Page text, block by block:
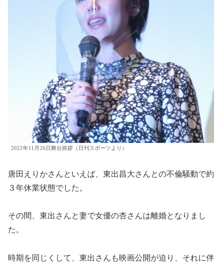
2022年11月26日舞台挨拶（日刊スポーツより）
唐田えりかさんといえば、東出昌大さんとの不倫騒動で約
３年休業状態でした。
その間、東出さんと妻で女優の杏さんは離婚となりまし
た。
時期を同じくして、東出さんも映画公開が迫り、それに伴